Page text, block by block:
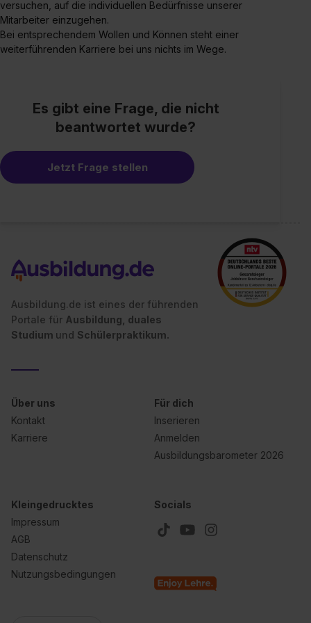
Wirkung für die Zukunft ganz oder teilweise über unsere
Datenschutzerklärung unter dem Punkt „Datenschutz-
Einstellungen“ widerrufen. Weitere Informationen zu den
einzelnen Cookies findest du durch Klick auf „Details
versuchen, auf die individuellen Bedürfnisse unserer
Mitarbeiter einzugehen.
Bei entsprechendem Wollen und Können steht einer
weiterführenden Karriere bei uns nichts im Wege.
Es gibt eine Frage, die nicht
beantwortet wurde?
Jetzt Frage stellen
Ausbildung.de ist eines der führenden
Portale für Ausbildung, duales
Studium und Schülerpraktikum.
Über uns
Kontakt
Karriere
Für dich
Inserieren
Anmelden
Ausbildungsbarometer 2026
Kleingedrucktes
Impressum
AGB
Datenschutz
Nutzungsbedingungen
Socials